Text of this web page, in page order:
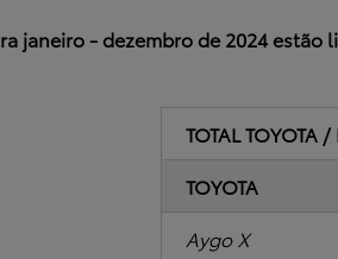
janeiro - dezembro de 2024 estão
TOTAL TOYOTA /
TOYOTA
Aygo X